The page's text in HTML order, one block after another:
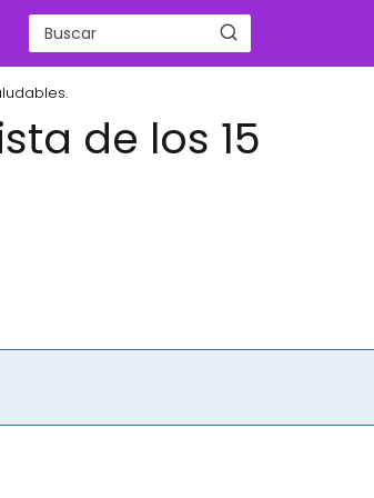
de los 15